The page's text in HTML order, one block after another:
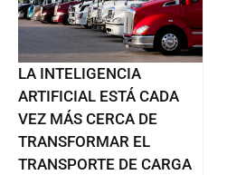
LA INTELIGENCIA
ARTIFICIAL ESTÁ CADA
VEZ MÁS CERCA DE
TRANSFORMAR EL
TRANSPORTE DE CARGA